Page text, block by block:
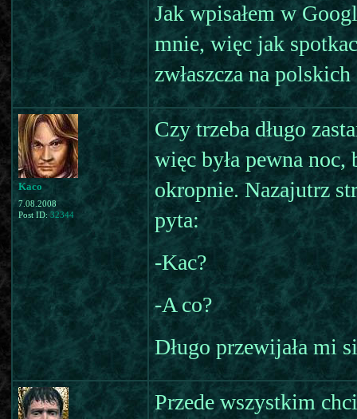
Jak wpisałem w
mnie, więc jak
zwłaszcza na
Kaco
7.08.2008
Post ID: 32344
Czy trzeba długo
więc była pewna
okropnie. Nazajutrz
pyta:
-Kac?
-A co?
Długo przewijała mi
Przede wszystkim